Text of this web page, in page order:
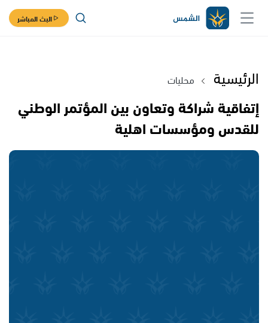
البث المباشر
الرئيسية محليات
إتفاقية شراكة وتعاون بين المؤتمر الوطني
للقدس ومؤسسات اهلية